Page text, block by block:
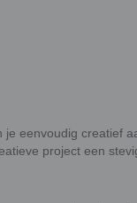
eenvoudig creatief
project een